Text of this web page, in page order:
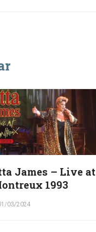
James – Live at
1993
03/2024